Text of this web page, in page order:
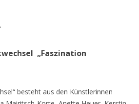
„Faszination
besteht aus den Künstlerinnen